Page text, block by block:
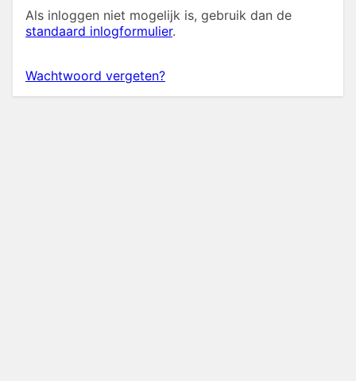
Als inloggen niet mogelijk is, gebruik dan de
standaard inlogformulier.
Wachtwoord vergeten?